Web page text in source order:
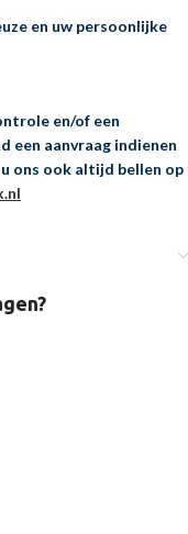
en uw persoonlijke
en/of een
een aanvraag indienen
ons ook altijd bellen op